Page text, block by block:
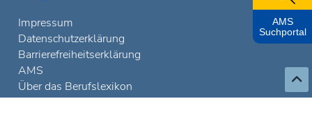
Impressum
Datenschutzerklärung
Barrierefreiheitserklärung
AMS
Über das Berufslexikon
AMS
Suchportal